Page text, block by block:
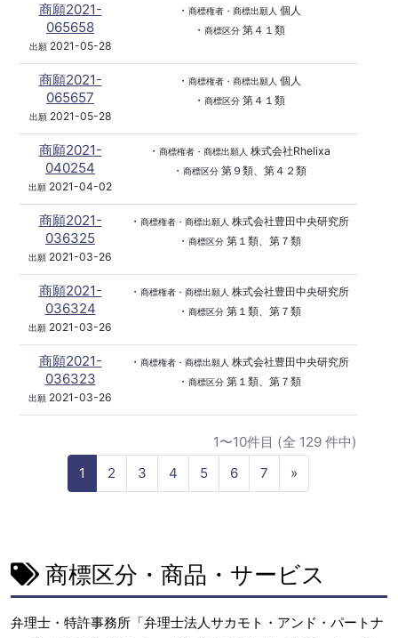
商願2021-
065658
出願2021-05-28
・ 商標権者・商標出願人 個人
・ 商標区分第４１類
商願2021-
065657
出願2021-05-28
・ 商標権者・商標出願人 個人
・ 商標区分第４１類
商願2021-
040254
出願 2021-04-02
・ 商標権者・商標出願人 株式会社Rhelixa
・ 商標区分第９類、第４２類
商願2021-
036325
出願 2021-03-26
・ 商標権者・商標出願人 株式会社豊田中央研究所
・ 商標区分第１類、第７類
商願2021-
036324
出願 2021-03-26
・ 商標権者・商標出願人 株式会社豊田中央研究所
・ 商標区分第１類、第７類
商願2021-
036323
出願 2021-03-26
・ 商標権者・商標出願人 株式会社豊田中央研究所
・ 商標区分第１類、第７類
1〜10件目 (全 129 件中)
1
2 3 4 5 6 7 »
e
商標区分・商品・サービス
弁理士・特許事務所「弁理士法人サカモト・アンド・パートナ